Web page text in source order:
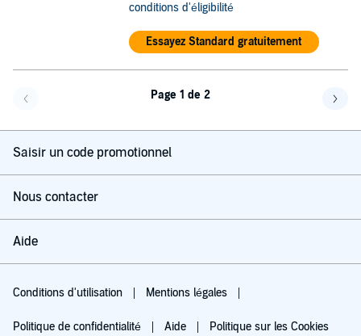
conditions d'éligibilité
Essayez Standard gratuitement
Page 1 de 2
Saisir un code promotionnel
Nous contacter
Aide
Conditions d'utilisation Mentions légales
Politique de confidentialité Aide Politique sur les Cookies